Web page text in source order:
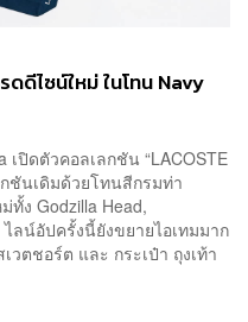
ดีไซน์ใหม่ ในโทน Navy
ปิดตัวคอลเลกชัน “LACOSTE
ชันเดิมด้วยโทนสีกรมท่า
ทั้ง Godzilla Head,
ลน์อัปครั้งนี้ยังขยายไอเทมมาก
วตชอร์ต และ กระเป๋า ถุงเท้า